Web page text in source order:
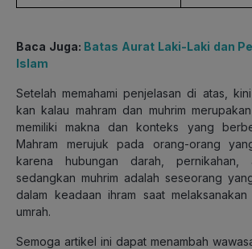
Baca Juga: Batas Aurat Laki-Laki dan
Islam
Setelah memahami penjelasan di atas,
kan kalau mahram dan muhrim
memiliki makna dan konteks yang
Mahram merujuk pada orang-orang
karena hubungan darah, pernikahan,
sedangkan muhrim adalah seseorang
dalam keadaan ihram saat
umrah.
Semoga artikel ini dapat menambah